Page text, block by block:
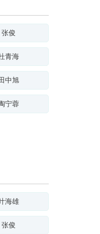
张俊
青海
中旭
宁蓉
海雄
张俊